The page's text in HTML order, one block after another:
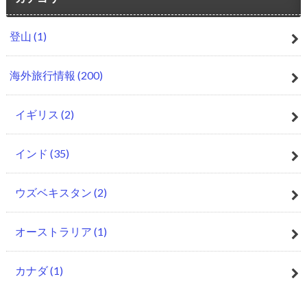
登山 (1)
海外旅行情報 (200)
イギリス (2)
インド (35)
ウズベキスタン (2)
オーストラリア (1)
カナダ(1)